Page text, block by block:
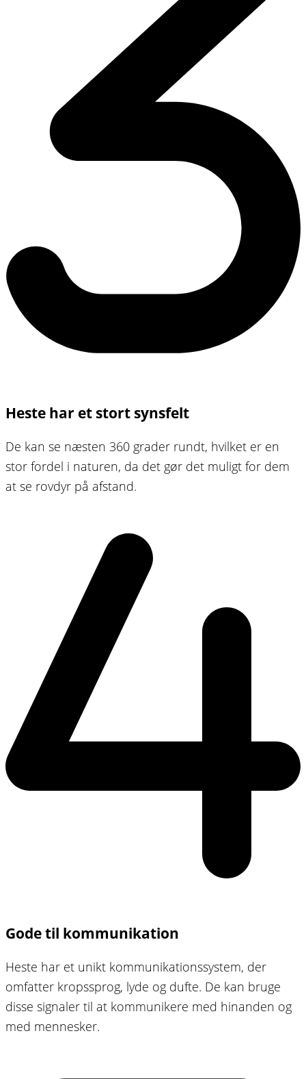
Heste har et stort synsfelt
De kan se næsten 360 grader rundt, hvilket er en
stor fordel i naturen, da det gør det muligt for dem
at se rovdyr på afstand.
Gode til kommunikation
Heste har et unikt kommunikationssystem, der
omfatter kropssprog, lyde og dufte. De kan bruge
disse signaler til at kommunikere med hinanden og
med mennesker.